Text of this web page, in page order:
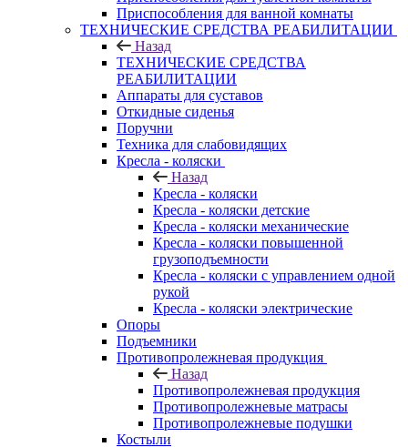
Приспособления для ванной комнаты
ТЕХНИЧЕСКИЕ СРЕДСТВА РЕАБИЛИТАЦИИ
Назад
ТЕХНИЧЕСКИЕ СРЕДСТВА
РЕАБИЛИТАЦИИ
Аппараты для суставов
Откидные сиденья
Поручни
Техника для слабовидящих
Кресла - коляски
Назад
Кресла - коляски
Кресла - коляски детские
Кресла - коляски механические
Кресла - коляски повышенной
грузоподъемности
Кресла - коляски с управлением одной
рукой
Кресла - коляски электрические
Опоры
Подъемники
Противопролежневая продукция
Назад
Противопролежневая продукция
Противопролежневые матрасы
Противопролежневые подушки
Костыли